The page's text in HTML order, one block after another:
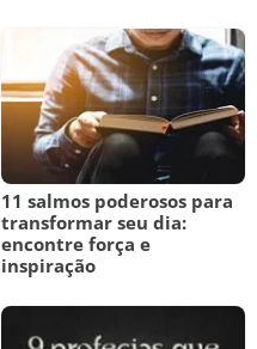
11 salmos poderosos para
transformar seu dia:
encontre força e
inspiração